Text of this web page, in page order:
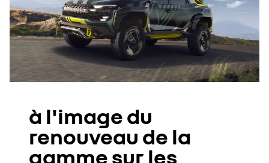
à l'image du
renouveau de la
gamme sur les